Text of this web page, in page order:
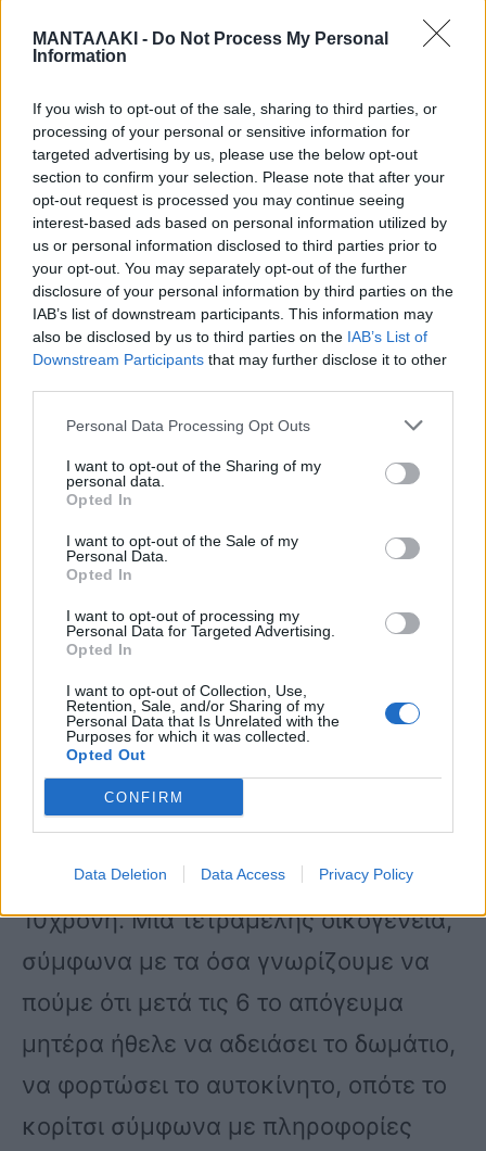
ΜΑΝΤΑΛΑΚΙ - Do Not Process My Personal
Information
If you wish to opt-out of the sale, sharing to third parties, or
processing of your personal or sensitive information for
targeted advertising by us, please use the below opt-out
section to confirm your selection. Please note that after your
opt-out request is processed you may continue seeing
interest-based ads based on personal information utilized by
us or personal information disclosed to third parties prior to
your opt-out. You may separately opt-out of the further
disclosure of your personal information by third parties on the
IAB’s list of downstream participants. This information may
also be disclosed by us to third parties on the IAB’s List of
Downstream Participants that may further disclose it to other
Personal Data Processing Opt Outs
I want to opt-out of the Sharing of my
personal data.
Opted In
I want to opt-out of the Sale of my
Personal Data.
Opted In
I want to opt-out of processing my
Personal Data for Targeted Advertising.
Opted In
I want to opt-out of Collection, Use,
Retention, Sale, and/or Sharing of my
Personal Data that Is Unrelated with the
Purposes for which it was collected.
Opted Out
CONFIRM
Data Deletion Data Access Privacy Policy
ασθενοφόρο έκανε σαράντα λεπτά να
έρθει
Όσον αφορά τη 10χρονη δήλωσε ότι
την γνώριζε από τις ημέρες
παραμονής της στο κατάλυμα. «Ήταν
πολύ καλή κολυμβήτρια, πολύ καλό
παιδί» είπε δηλώνοντας ότι στο χαμό
του συνετέλεσε το ότι είχε φάει πριν
πέσει στην πισίνα.
Η ίδια αποκαλυψε ότι το παιδί ήταν εν
ζωή όταν το έβγαλαν από την πισίνα
αλλά δεν τα κατάφερε στη συνέχεια.
έβγαλαν είπε εμφανώς
απώλεια.
Βρισκόμαστε λοιπόν στο συγκρότημα
κατοικιών εδώ στη Νέα Μάκρη που
παραθέριζε με τους γονείς της η
10χρονη. Μια τετραμελής οικογένεια,
σύμφωνα με τα όσα γνωρίζουμε να
πούμε ότι μετά τις 6 το απόγευμα
μητέρα ήθελε να αδειάσει το δωμάτιο,
να φορτώσει το αυτοκίνητο, οπότε το
κορίτσι σύμφωνα με πληροφορίες